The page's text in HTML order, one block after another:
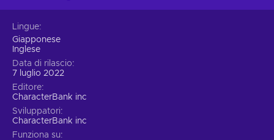
Lingue
Giapponese
Inglese
Data di rilascio
7 luglio 2022
Editore
CharacterBank inc
Sviluppatori
CharacterBank inc
Funziona su